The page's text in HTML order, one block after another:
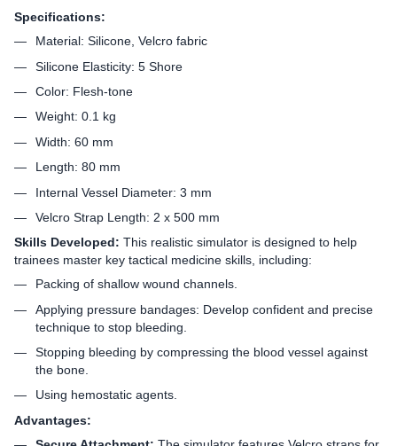
Specifications:
Material: Silicone, Velcro fabric
Silicone Elasticity: 5 Shore
Color: Flesh-tone
Weight: 0.1 kg
Width: 60 mm
Length: 80 mm
Internal Vessel Diameter: 3 mm
Velcro Strap Length: 2 x 500 mm
Skills Developed: This realistic simulator is designed to help
trainees master key tactical medicine skills, including:
Packing of shallow wound channels.
Applying pressure bandages: Develop confident and precise
technique to stop bleeding.
Stopping bleeding by compressing the blood vessel against
the bone.
Using hemostatic agents.
Advantages: